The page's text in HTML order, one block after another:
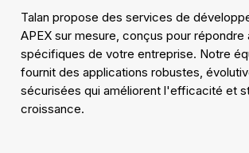
Talan propose des services de
APEX sur mesure, conçus pour répondre
spécifiques de votre entreprise. Notre
fournit des applications robustes,
sécurisées qui améliorent l'efficacité et
croissance.